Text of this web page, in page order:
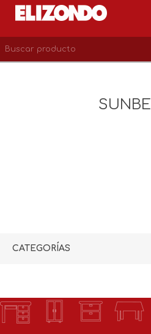
CATEGORÍAS